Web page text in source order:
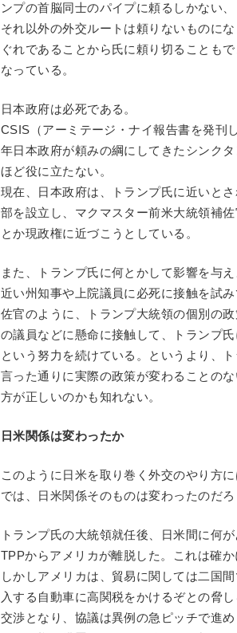
ンプの首脳同士のパイプに頼るしかない
それ以外の外交ルートは頼りないものに
ぐれであることから氏に頼り切ることも
なっている。
日本政府は必死である。
CSIS（アーミテージ・ナイ報告書を発刊
年日本政府が頼みの綱にしてきたシンク
ほど役に立たない。
現在、日本政府は、トランプ氏に近いと
部を設立し、マクマスター前米大統領補
とか現政権に近づこうとしている。
また、トランプ氏に何とかして影響を与
近い州知事や上院議員に必死に接触を試
佐官のように、トランプ大統領の個別の
の議員などに懸命に接触して、トランプ
という努力を続けている。というより、
言った通りに実際の政策が変わることの
方が正しいのかも知れない。
日米関係は変わったか
このように日米を取り巻く外交のやり方
では、日米関係そのものは変わったのだろ
トランプ氏の大統領就任後、日米間に何
TPPからアメリカが離脱した。これは確か
しかしアメリカは、貿易に関しては二国
入する自動車に高関税をかけるぞとの脅
交渉となり、協議は異例の急ピッチで進